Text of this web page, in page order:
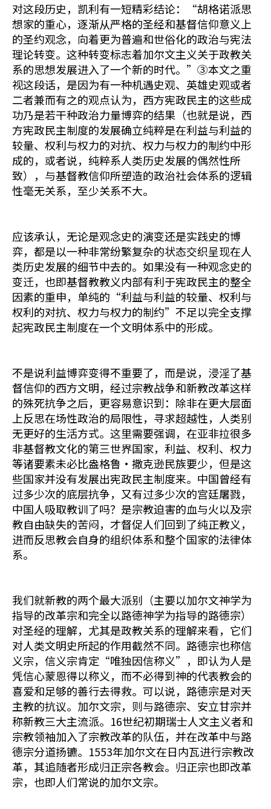
对这段历史，凯利有一短精彩结论：“胡格诺派思
想家的重心，逐渐从严格的圣经和基督信仰意义上
的圣约观念，向着更为普遍和世俗化的政治与宪法
理论转变。这种转变标志着加尔文主义关于政教关
系的思想发展进入了一个新的时代。”③本文之重
视这段话，是因为有一种机遇史观、英雄史观或者
二者兼而有之的观点认为，西方宪政民主的这些成
功乃是若干种政治力量博弈的结果（也就是说，西
方宪政民主制度的发展确立纯粹是在利益与利益的
较量、权利与权力的对抗、权力与权力的制约中形
成的，或者说，纯粹系人类历史发展的偶然性所
致），与基督教信仰所塑造的政治社会体系的逻辑
性毫无关系，至少关系不大。
应该承认，无论是观念史的演变还是实践史的博
弈，都是以一种非常纷繁复杂的状态交织呈现在人
类历史发展的细节中去的。如果没有一种观念史的
变迁，也即基督教教义内部有利于宪政民主的整全
因素的重申，单纯的“利益与利益的较量、权利与
权利的对抗、权力与权力的制约”不足以完全支撑
起宪政民主制度在一个文明体系中的形成。
不是说利益博弈变得不重要了，而是说，浸淫了基
督信仰的西方文明，经过宗教战争和新教改革这样
的殊死抗争之后，更容易意识到：除非在更大层面
上反思在场性政治的局限性，寻求超越性，人类别
无更好的生活方式。这里需要强调，在亚非拉很多
非基督教文化的第三世界国家，利益、权利、权力
等诸要素未必比盎格鲁·撒克逊民族要少，但是这
些国家并没有发展出宪政民主制度来。中国曾经有
过多少次的底层抗争，又有过多少次的宫廷屠戮，
中国人吸取教训了吗？是宗教迫害的血与火以及宗
教自由缺失的苦闷，才督促人们回到了纯正教义，
进而反思教会自身的组织体系和整个国家的法律体
系。
我们就新教的两个最大派别（主要以加尔文神学为
指导的改革宗和完全以路德神学为指导的路德宗）
对圣经的理解，尤其是政教关系的理解来看，它们
对人类文明史所起的作用截然不同。路德宗也称信
义宗，信义宗肯定“唯独因信称义”，即认为人是
凭信心蒙恩得以称义，而不必得到神的代表教会的
喜爱和足够的善行去得救。可以说，路德宗是对天
主教的抗议。加尔文宗，则与路德宗、安立甘宗并
称新教三大主流派。16世纪初期瑞士人文主义者和
宗教领袖加入了宗教改革的队伍，并在改革中与路
德宗分道扬镳。1553年加尔文在日内瓦进行宗教改
革，其追随者形成归正宗各教会。归正宗也即改革
宗，也即人们常说的加尔文宗。